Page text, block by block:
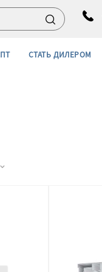
СТАТЬ ДИЛЕРОМ